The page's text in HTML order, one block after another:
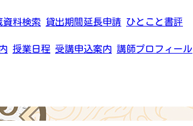
資料検索 貸出期間延長申請 ひとこと書評
授業日程 受講申込案内 講師プロフィール